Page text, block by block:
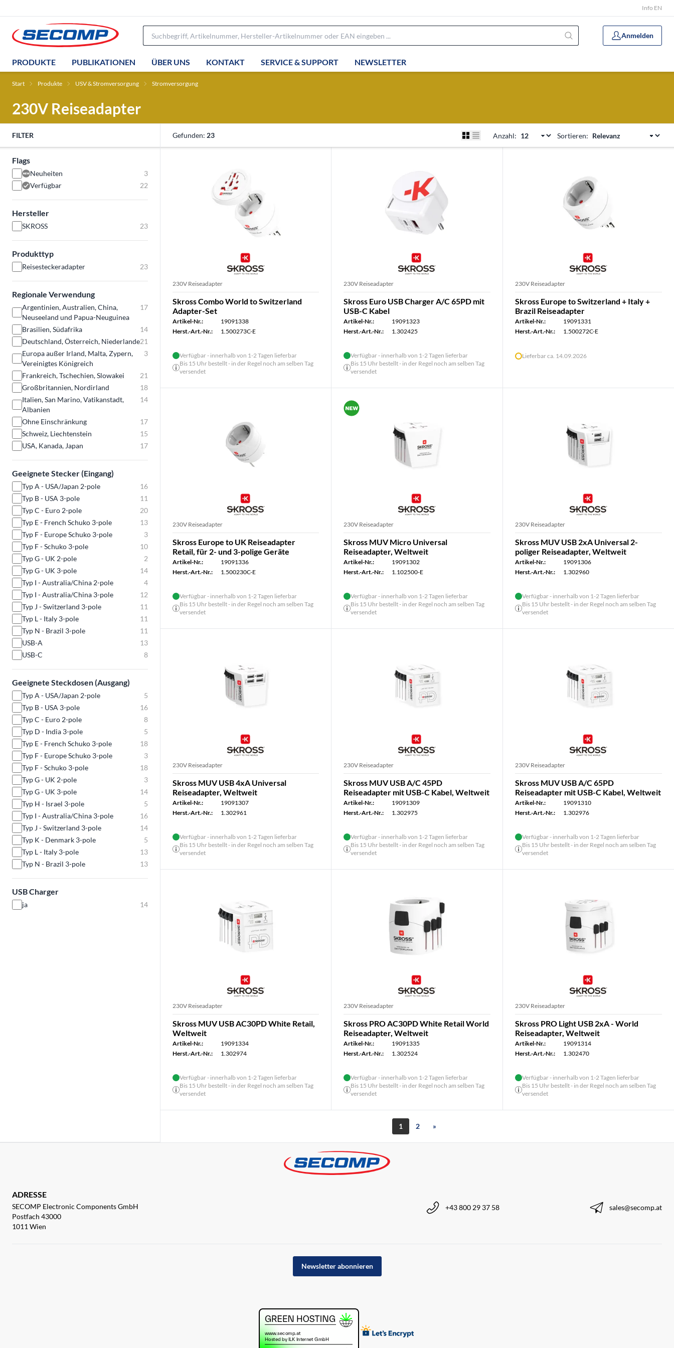
Info EN
Anmelden
PRODUKTE PUBLIKATIONEN ÜBER UNS KONTAKT SERVICE & SUPPORT NEWSLETTER
Start Produkte USV & Stromversorgung Stromversorgung
230V Reiseadapter
FILTER
Flags
Neuheiten
3
Verfügbar
22
Hersteller
SKROSS 23
Produkttyp
Reisesteckeradapter 23
Regionale Verwendung
Argentinien, Australien, China,
Neuseeland und Papua-Neuguinea
17
Brasilien, Südafrika
14
Deutschland, Österreich, Niederlande21
Europa außer Irland, Malta, Zypern,
Vereinigtes Königreich
3
Frankreich, Tschechien, Slowakei
21
Großbritannien, Nordirland
18
Italien, San Marino, Vatikanstadt,
Albanien
14
Ohne Einschränkung
17
Schweiz, Liechtenstein
15
USA, Kanada, Japan
17
Geeignete Stecker (Eingang)
Typ A - USA/Japan 2-pole
16
Typ B - USA 3-pole
11
Typ C - Euro 2-pole
20
Typ E - French Schuko 3-pole
13
Typ F - Europe Schuko 3-pole
3
Typ F - Schuko 3-pole
10
Typ G - UK 2-pole
2
Typ G - UK 3-pole
14
Typ I - Australia/China 2-pole
4
Typ I - Australia/China 3-pole
12
Typ J - Switzerland 3-pole
11
Typ L - Italy 3-pole
11
Typ N - Brazil 3-pole
11
USB-A
13
USB-C
8
Geeignete Steckdosen (Ausgang)
Typ A - USA/Japan 2-pole
5
Typ B - USA 3-pole
16
Typ C - Euro 2-pole
8
Typ D - India 3-pole
5
Typ E - French Schuko 3-pole
18
Typ F - Europe Schuko 3-pole
3
Typ F - Schuko 3-pole
18
Typ G - UK 2-pole
3
Typ G - UK 3-pole
14
Typ H - Israel 3-pole
5
Typ I - Australia/China 3-pole
16
Typ J - Switzerland 3-pole
14
Typ K - Denmark 3-pole
5
Typ L - Italy 3-pole
13
Typ N - Brazil 3-pole
13
USB Charger
ja 14
Gefunden: 23 Anzahl: Sortieren:
230V Reiseadapter
Skross Combo World to Switzerland
Adapter-Set
Artikel-Nr.:
19091338
Herst.-Art.-Nr.:
1.500273C-E
Verfügbar - innerhalb von 1-2 Tagen lieferbar
Bis 15 Uhr bestellt - in der Regel noch am selben Tag
versendet
230V Reiseadapter
Skross Euro USB Charger A/C 65PD mit
USB-C Kabel
Artikel-Nr.:
19091323
Herst.-Art.-Nr.:
1.302425
Verfügbar - innerhalb von 1-2 Tagen lieferbar
Bis 15 Uhr bestellt - in der Regel noch am selben Tag
versendet
230V Reiseadapter
Skross Europe to Switzerland + Italy +
Brazil Reiseadapter
Artikel-Nr.:
19091331
Herst.-Art.-Nr.:
1.500272C-E
Lieferbar ca. 14.09.2026
230V Reiseadapter
Skross Europe to UK Reiseadapter
Retail, für 2- und 3-polige Geräte
Artikel-Nr.:
19091336
Herst.-Art.-Nr.:
1.500230C-E
Verfügbar - innerhalb von 1-2 Tagen lieferbar
Bis 15 Uhr bestellt - in der Regel noch am selben Tag
versendet
230V Reiseadapter
Skross MUV Micro Universal
Reiseadapter, Weltweit
Artikel-Nr.:
19091302
Herst.-Art.-Nr.:
1.102500-E
Verfügbar - innerhalb von 1-2 Tagen lieferbar
Bis 15 Uhr bestellt - in der Regel noch am selben Tag
versendet
230V Reiseadapter
Skross MUV USB 2xA Universal 2-
poliger Reiseadapter, Weltweit
Artikel-Nr.:
19091306
Herst.-Art.-Nr.:
1.302960
Verfügbar - innerhalb von 1-2 Tagen lieferbar
Bis 15 Uhr bestellt - in der Regel noch am selben Tag
versendet
230V Reiseadapter
Skross MUV USB 4xA Universal
Reiseadapter, Weltweit
Artikel-Nr.:
19091307
Herst.-Art.-Nr.:
1.302961
Verfügbar - innerhalb von 1-2 Tagen lieferbar
Bis 15 Uhr bestellt - in der Regel noch am selben Tag
versendet
230V Reiseadapter
Skross MUV USB A/C 45PD
Reiseadapter mit USB-C Kabel, Weltweit
Artikel-Nr.:
19091309
Herst.-Art.-Nr.:
1.302975
Verfügbar - innerhalb von 1-2 Tagen lieferbar
Bis 15 Uhr bestellt - in der Regel noch am selben Tag
versendet
230V Reiseadapter
Skross MUV USB A/C 65PD
Reiseadapter mit USB-C Kabel, Weltweit
Artikel-Nr.:
19091310
Herst.-Art.-Nr.:
1.302976
Verfügbar - innerhalb von 1-2 Tagen lieferbar
Bis 15 Uhr bestellt - in der Regel noch am selben Tag
versendet
230V Reiseadapter
Skross MUV USB AC30PD White Retail,
Weltweit
Artikel-Nr.:
19091334
Herst.-Art.-Nr.:
1.302974
Verfügbar - innerhalb von 1-2 Tagen lieferbar
Bis 15 Uhr bestellt - in der Regel noch am selben Tag
versendet
230V Reiseadapter
Skross PRO AC30PD White Retail World
Reiseadapter, Weltweit
Artikel-Nr.:
19091335
Herst.-Art.-Nr.:
1.302524
Verfügbar - innerhalb von 1-2 Tagen lieferbar
Bis 15 Uhr bestellt - in der Regel noch am selben Tag
versendet
230V Reiseadapter
Skross PRO Light USB 2xA - World
Reiseadapter, Weltweit
Artikel-Nr.:
19091314
Herst.-Art.-Nr.:
1.302470
Verfügbar - innerhalb von 1-2 Tagen lieferbar
Bis 15 Uhr bestellt - in der Regel noch am selben Tag
versendet
1 2 »
ADRESSE
SECOMP Electronic Components GmbH
Postfach 43000
1011 Wien
+43 800 29 37 58 sales@secomp.at
Newsletter abonnieren